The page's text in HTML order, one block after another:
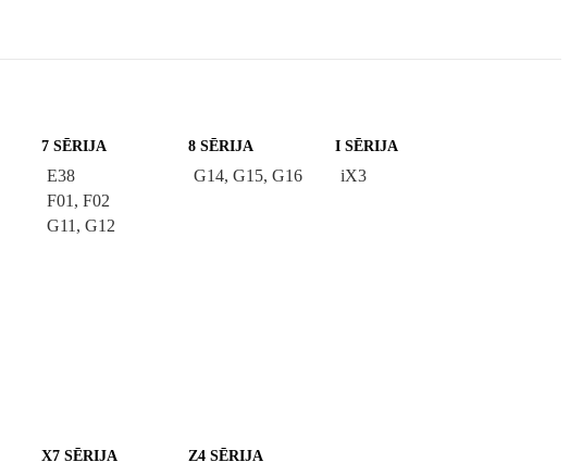
7 SĒRIJA
E38
F01, F02
G11, G12
8 SĒRIJA
G14, G15, G16
I SĒRIJA
iX3
X7 SĒRIJA Z4 SĒRIJA